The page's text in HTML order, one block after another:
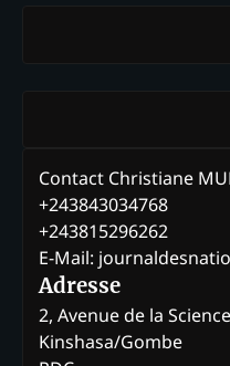
Contact Christiane
+243843034768
+243815296262
E-Mail:
Adresse
2, Avenue de la Science
Kinshasa/Gombe